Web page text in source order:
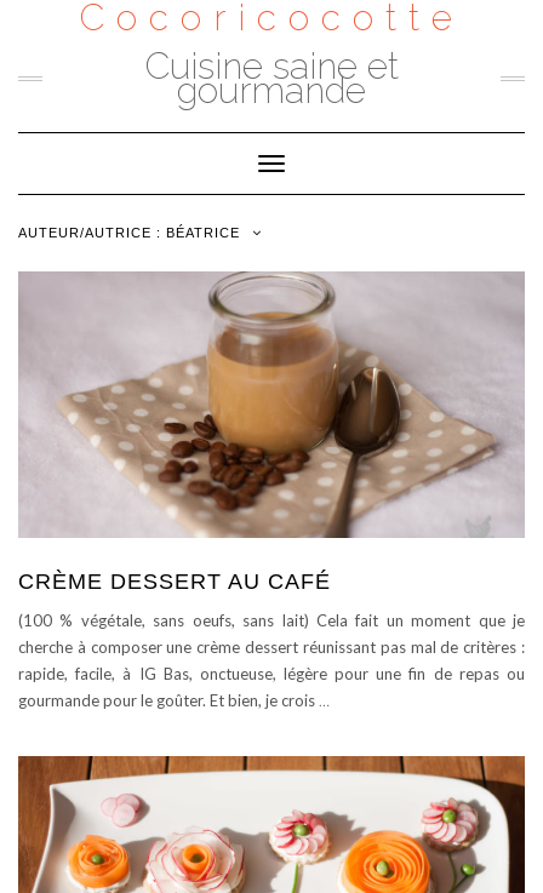
Cocoricocotte
Cuisine saine et
gourmande
Toggle
Navigation
AUTEUR/AUTRICE : BÉATRICE
CRÈME DESSERT AU CAFÉ
(100 % végétale, sans oeufs, sans lait) Cela fait un moment que je
cherche à composer une crème dessert réunissant pas mal de critères :
rapide, facile, à IG Bas, onctueuse, légère pour une fin de repas ou
gourmande pour le goûter. Et bien, je crois …